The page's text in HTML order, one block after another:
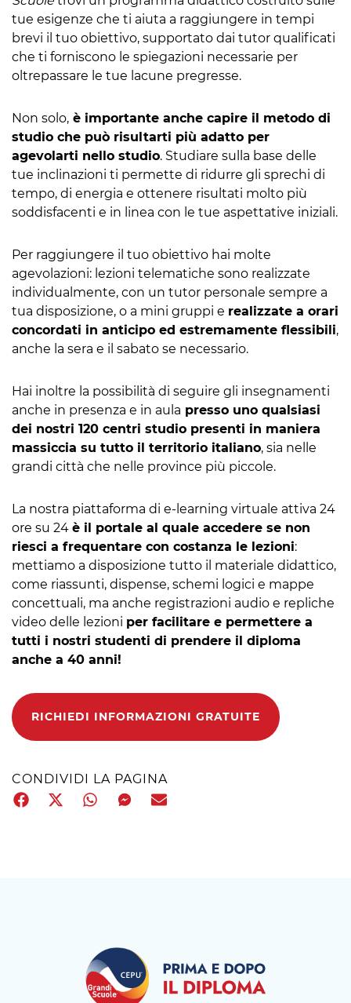
tue esigenze che ti aiuta a raggiungere in tempi
brevi il tuo obiettivo, supportato dai tutor qualificati
che ti forniscono le spiegazioni necessarie per
oltrepassare le tue lacune pregresse.
Non solo, è importante anche capire il metodo di
studio che può risultarti più adatto per
agevolarti nello studio. Studiare sulla base delle
tue inclinazioni ti permette di ridurre gli sprechi di
tempo, di energia e ottenere risultati molto più
soddisfacenti e in linea con le tue aspettative iniziali.
Per raggiungere il tuo obiettivo hai molte
agevolazioni: lezioni telematiche sono realizzate
individualmente, con un tutor personale sempre a
tua disposizione, o a mini gruppi e realizzate a orari
concordati in anticipo ed estremamente flessibili,
anche la sera e il sabato se necessario.
Hai inoltre la possibilità di seguire gli insegnamenti
anche in presenza e in aula presso uno qualsiasi
dei nostri 120 centri studio presenti in maniera
massiccia su tutto il territorio italiano, sia nelle
grandi città che nelle province più piccole.
La nostra piattaforma di e-learning virtuale attiva 24
ore su 24 è il portale al quale accedere se non
riesci a frequentare con costanza le lezioni:
mettiamo a disposizione tutto il materiale didattico,
come riassunti, dispense, schemi logici e mappe
concettuali, ma anche registrazioni audio e repliche
video delle lezioni per facilitare e permettere a
tutti i nostri studenti di prendere il diploma
anche a 40 anni!
RICHIEDI INFORMAZIONI GRATUITE
CONDIVIDI LA PAGINA